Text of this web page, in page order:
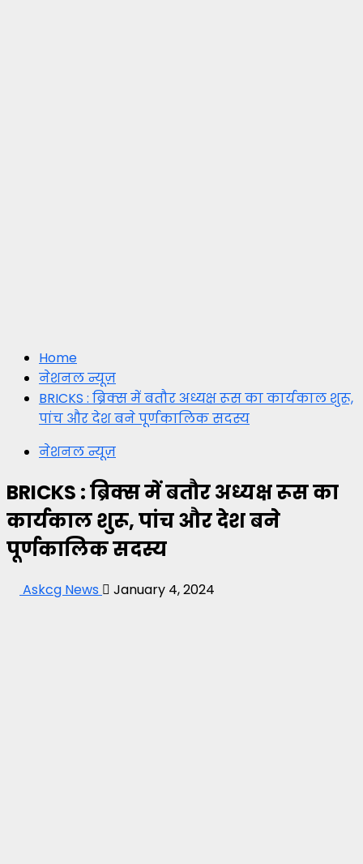
Home
नेशनल न्यूज़
BRICKS : ब्रिक्स में बतौर अध्यक्ष रूस का कार्यकाल शुरू,
पांच और देश बने पूर्णकालिक सदस्य
नेशनल न्यूज़
BRICKS : ब्रिक्स में बतौर अध्यक्ष रूस का
कार्यकाल शुरू, पांच और देश बने
पूर्णकालिक सदस्य
Askcg News January 4, 2024